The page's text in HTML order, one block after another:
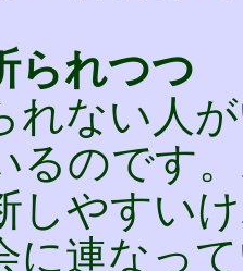
られつつ
れない人
るのです
しやすい
に連なっ